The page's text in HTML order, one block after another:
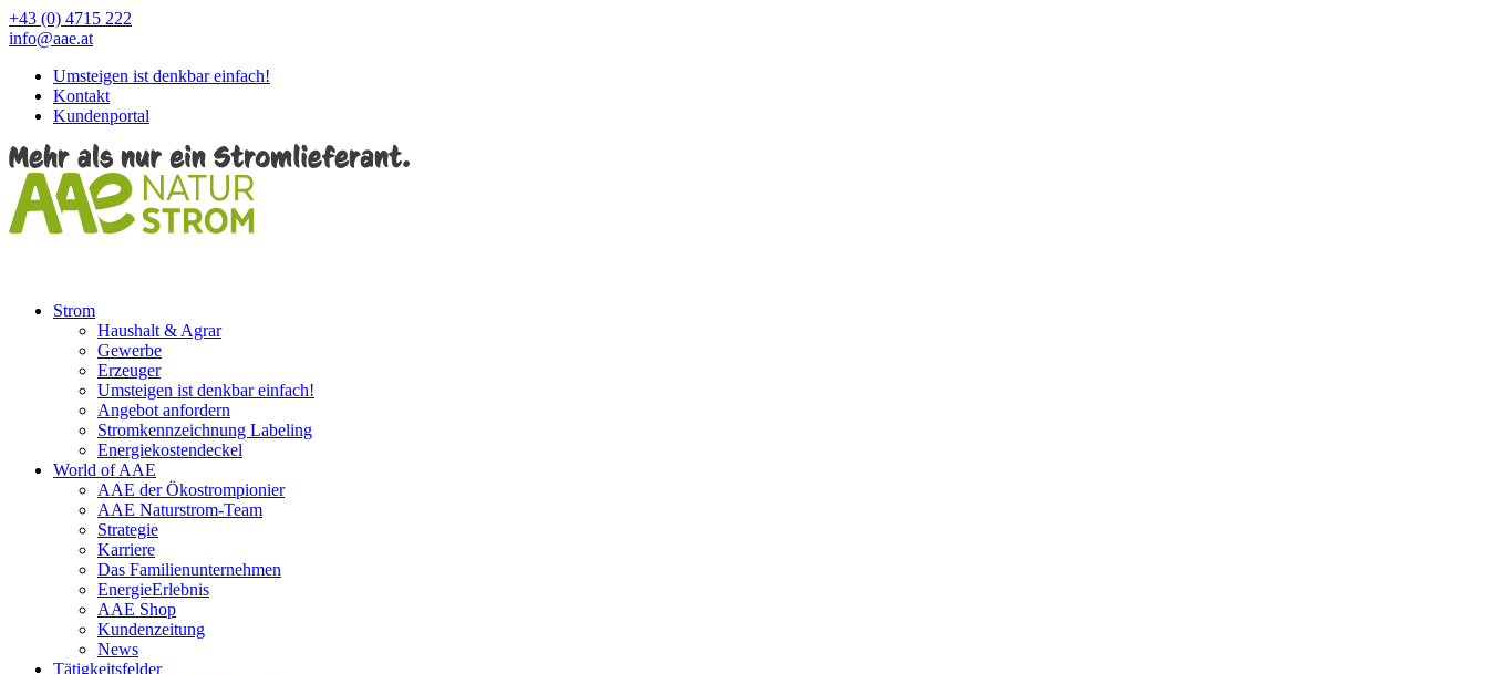
+43 (0) 4715 222
info@aae.at
Umsteigen ist denkbar einfach!
Kontakt
Kundenportal
Strom
Haushalt & Agrar
Gewerbe
Erzeuger
Umsteigen ist denkbar einfach!
Angebot anfordern
Stromkennzeichnung Labeling
Energiekostendeckel
World of AAE
AAE der Ökostrompionier
AAE Naturstrom-Team
Strategie
Karriere
Das Familienunternehmen
EnergieErlebnis
AAE Shop
Kundenzeitung
News
Tätigkeitsfelder